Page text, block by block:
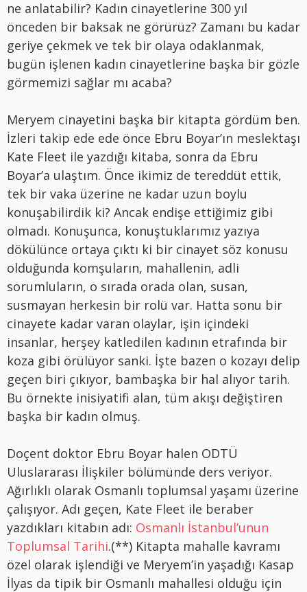
ne anlatabilir? Kadın cinayetlerine 300 yıl
önceden bir baksak ne görürüz? Zamanı bu kadar
geriye çekmek ve tek bir olaya odaklanmak,
bugün işlenen kadın cinayetlerine başka bir gözle
görmemizi sağlar mı acaba?
Meryem cinayetini başka bir kitapta gördüm ben.
İzleri takip ede ede önce Ebru Boyar’ın meslektaşı
Kate Fleet ile yazdığı kitaba, sonra da Ebru
Boyar’a ulaştım. Önce ikimiz de tereddüt ettik,
tek bir vaka üzerine ne kadar uzun boylu
konuşabilirdik ki? Ancak endişe ettiğimiz gibi
olmadı. Konuşunca, konuştuklarımız yazıya
dökülünce ortaya çıktı ki bir cinayet söz konusu
olduğunda komşuların, mahallenin, adli
sorumluların, o sırada orada olan, susan,
susmayan herkesin bir rolü var. Hatta sonu bir
cinayete kadar varan olaylar, işin içindeki
insanlar, herşey katledilen kadının etrafında bir
koza gibi örülüyor sanki. İşte bazen o kozayı delip
geçen biri çıkıyor, bambaşka bir hal alıyor tarih.
Bu örnekte inisiyatifi alan, tüm akışı değiştiren
başka bir kadın olmuş.
Doçent doktor Ebru Boyar halen ODTÜ
Uluslararası İlişkiler bölümünde ders veriyor.
Ağırlıklı olarak Osmanlı toplumsal yaşamı üzerine
çalışıyor. Adı geçen, Kate Fleet ile beraber
yazdıkları kitabın adı: Osmanlı İstanbul’unun
Toplumsal Tarihi.(**) Kitapta mahalle kavramı
özel olarak işlendiği ve Meryem’in yaşadığı Kasap
İlyas da tipik bir Osmanlı mahallesi olduğu için